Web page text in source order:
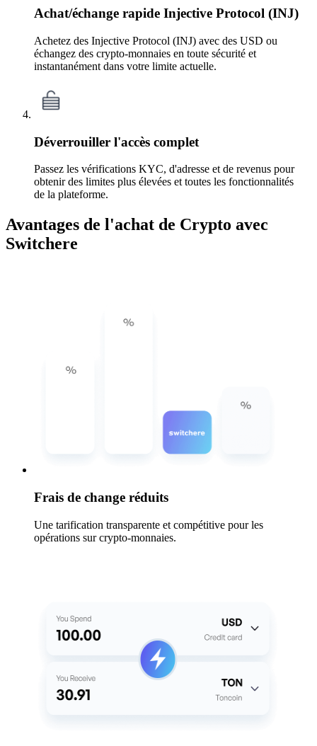
Achat/échange rapide Injective Protocol (INJ)
Achetez des Injective Protocol (INJ) avec des USD ou
échangez des crypto-monnaies en toute sécurité et
instantanément dans votre limite actuelle.
Déverrouiller l'accès complet
Passez les vérifications KYC, d'adresse et de revenus pour
obtenir des limites plus élevées et toutes les fonctionnalités
de la plateforme.
Avantages de l'achat de Crypto avec
Switchere
Frais de change réduits
Une tarification transparente et compétitive pour les
opérations sur crypto-monnaies.